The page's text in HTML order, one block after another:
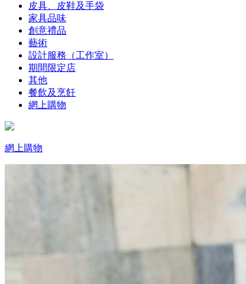
皮具、皮鞋及手袋
家具品味
創意禮品
藝術
設計服務（工作室）
期間限定店
其他
餐飲及烹飪
網上購物
網上購物